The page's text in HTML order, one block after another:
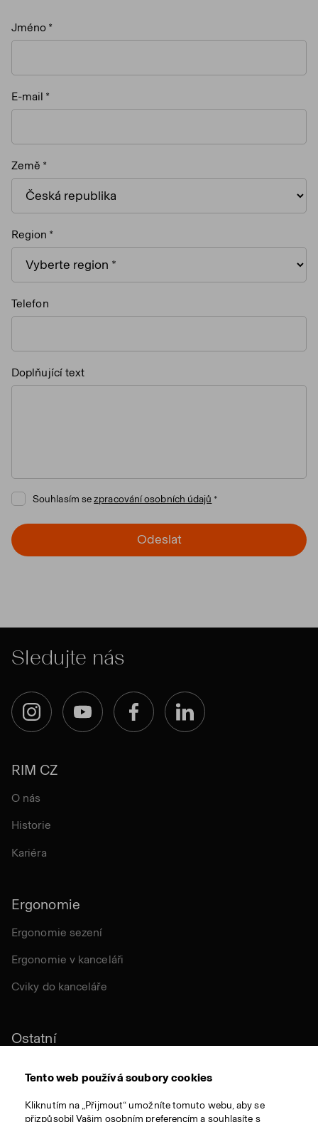
Jméno
E-mail
Země
Region
Telefon
Doplňující text
Souhlasím sezpracování osobních údajů
Odeslat
Sledujte nás
InstagramYouTube FacebookLinkedIn
RIM CZ
O nás
Historie
Kariéra
Ergonomie
Ergonomie sezení
Ergonomie v kanceláři
Cviky do kanceláře
Ostatní
Tento web používá soubory cookies
Kliknutím na „Přijmout“ umožníte tomuto webu, aby se
přizpůsobil Vašim osobním preferencím a souhlasíte s